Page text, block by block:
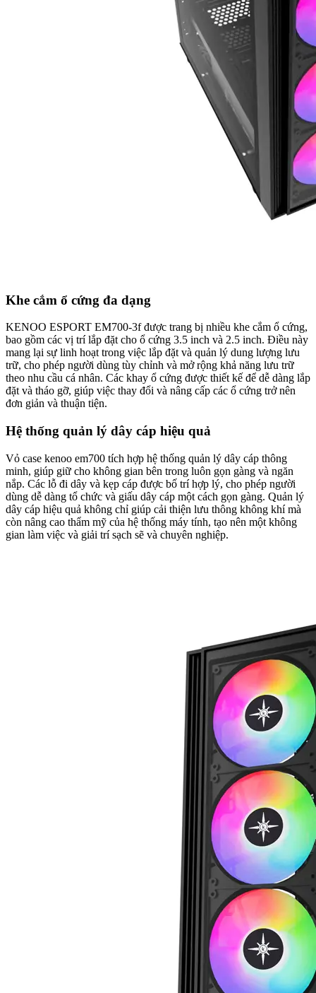
Khe cắm ổ cứng đa dạng
KENOO ESPORT EM700-3f được trang bị nhiều khe cắm ổ cứng,
bao gồm các vị trí lắp đặt cho ổ cứng 3.5 inch và 2.5 inch. Điều này
mang lại sự linh hoạt trong việc lắp đặt và quản lý dung lượng lưu
trữ, cho phép người dùng tùy chỉnh và mở rộng khả năng lưu trữ
theo nhu cầu cá nhân. Các khay ổ cứng được thiết kế để dễ dàng lắp
đặt và tháo gỡ, giúp việc thay đổi và nâng cấp các ổ cứng trở nên
đơn giản và thuận tiện.
Hệ thống quản lý dây cáp hiệu quả
Vỏ case kenoo em700 tích hợp hệ thống quản lý dây cáp thông
minh, giúp giữ cho không gian bên trong luôn gọn gàng và ngăn
nắp. Các lỗ đi dây và kẹp cáp được bố trí hợp lý, cho phép người
dùng dễ dàng tổ chức và giấu dây cáp một cách gọn gàng. Quản lý
dây cáp hiệu quả không chỉ giúp cải thiện lưu thông không khí mà
còn nâng cao thẩm mỹ của hệ thống máy tính, tạo nên một không
gian làm việc và giải trí sạch sẽ và chuyên nghiệp.